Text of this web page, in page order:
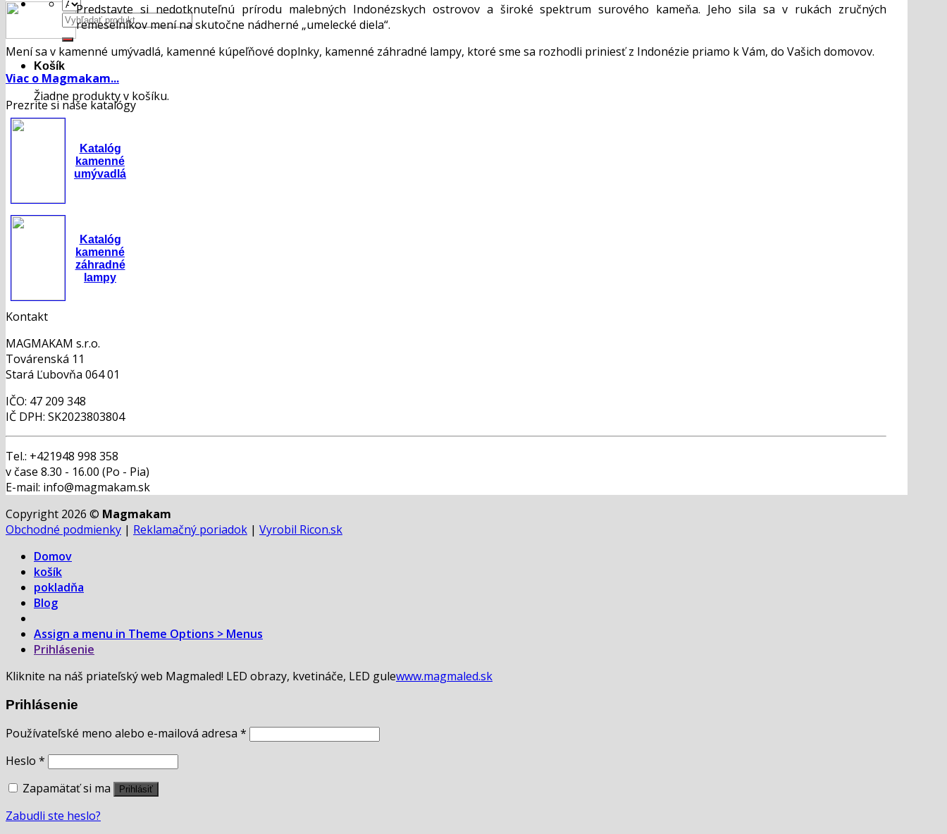
Hľadať:
Košík
Žiadne produkty v košíku.
Predstavte si nedotknuteľnú prírodu malebných Indonézskych ostrovov a široké spektrum surového kameňa. Jeho sila sa v rukách zručných
remeselníkov mení na skutočne nádherné „umelecké diela“.
Mení sa v kamenné umývadlá, kamenné kúpeľňové doplnky, kamenné záhradné lampy, ktoré sme sa rozhodli priniesť z Indonézie priamo k Vám, do Vašich domovov.
Viac o Magmakam...
Prezrite si naše katalógy
Katalóg
kamenné
umývadlá
Katalóg
kamenné
záhradné
lampy
Kontakt
MAGMAKAM s.r.o.
Továrenská 11
Stará Ľubovňa 064 01
IČO: 47 209 348
IČ DPH: SK2023803804
Tel.: +421948 998 358
v čase 8.30 - 16.00 (Po - Pia)
E-mail: info@magmakam.sk
Copyright 2026 © Magmakam
Obchodné podmienky | Reklamačný poriadok | Vyrobil Ricon.sk
Domov
košík
pokladňa
Blog
Assign a menu in Theme Options > Menus
Prihlásenie
Kliknite na náš priateľský web Magmaled! LED obrazy, kvetináče, LED gulewww.magmaled.sk
Prihlásenie
Používateľské meno alebo e-mailová adresa *
Heslo *
Zapamätať si ma
Prihlásiť
Zabudli ste heslo?